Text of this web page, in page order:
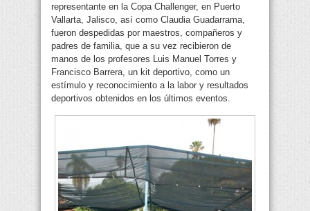
representante en la Copa Challenger, en Puerto
Vallarta, Jalisco, así como Claudia Guadarrama,
fueron despedidas por maestros, compañeros y
padres de familia, que a su vez recibieron de
manos de los profesores Luis Manuel Torres y
Francisco Barrera, un kit deportivo, como un
estímulo y reconocimiento a la labor y resultados
deportivos obtenidos en los últimos eventos.